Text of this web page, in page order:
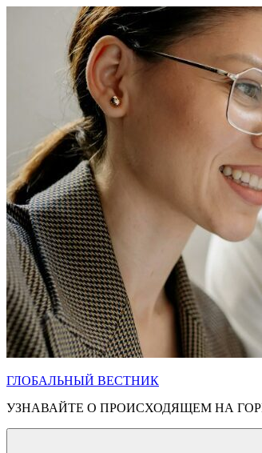
содержимому
ГЛОБАЛЬНЫЙ ВЕСТНИК
УЗНАВАЙТЕ О ПРОИСХОДЯЩЕМ НА